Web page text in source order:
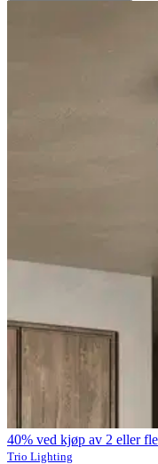
40% ved kjøp av 2 eller
Trio Lighting